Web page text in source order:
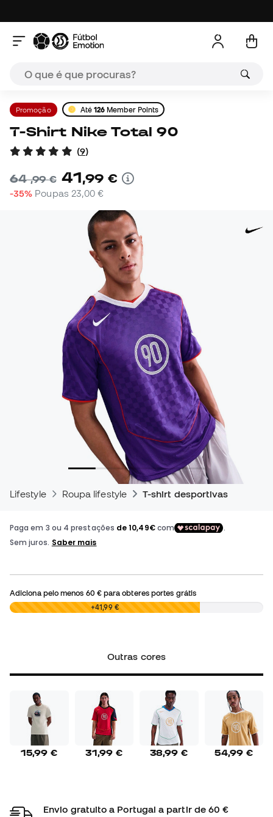
Promoção Até 126 Member Points
T-Shirt Nike Total 90
(9)
64,99 € 41,99 €
-35% Poupas 23,00 €
Lifestyle Roupa lifestyle T-shirt desportivas
Adiciona pelo menos 60 €para obteres portes grátis
0,00 € +41,99 €
Outras cores
15,99 € 31,99 € 38,99 € 54,99 €
Envio gratuito a Portugal a partir de 60 €